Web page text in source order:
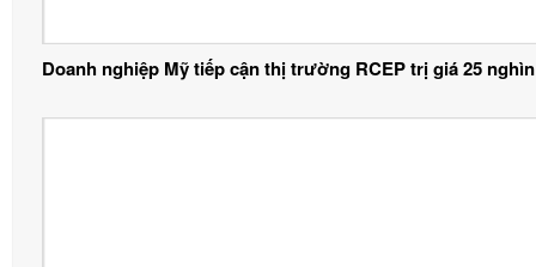
Doanh nghiệp Mỹ tiếp cận thị trường RCEP trị giá 25